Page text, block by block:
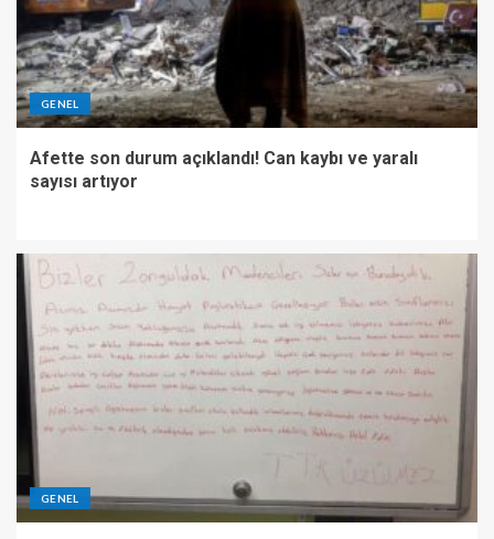
GENEL
Afette son durum açıklandı! Can kaybı ve yaralı
sayısı artıyor
GENEL